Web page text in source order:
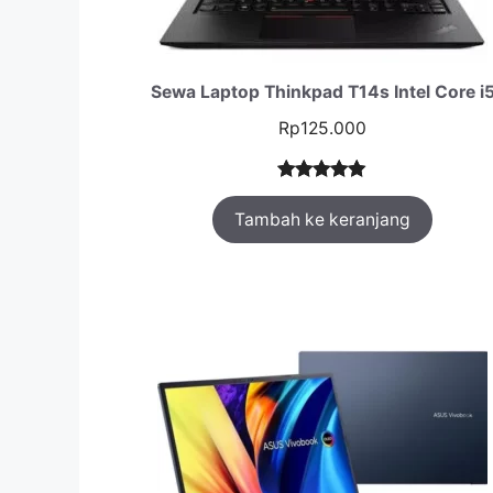
Sewa Laptop Thinkpad T14s Intel Core
Rp125.000
Peringkat
5.00dari 5
berdasarka
1
Tambah ke keranjang